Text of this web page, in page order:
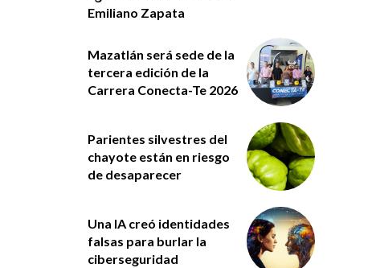
Emiliano Zapata
Mazatlán será sede de la
tercera edición de la
Carrera Conecta-Te 2026
Parientes silvestres del
chayote están en riesgo
de desaparecer
Una IA creó identidades
falsas para burlar la
ciberseguridad